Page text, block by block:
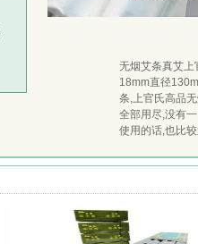
无烟艾条真艾上
18mm直径
条,上官氏高品
全部用尽,没有
使用的话,也比